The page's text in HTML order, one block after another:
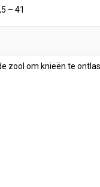
– 41
zool om knieën te